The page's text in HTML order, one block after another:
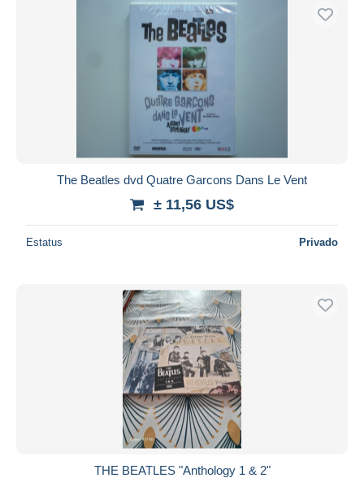
The Beatles dvd Quatre Garcons Dans Le Vent
± 11,56 US$
Estatus Privado
THE BEATLES "Anthology 1 & 2"